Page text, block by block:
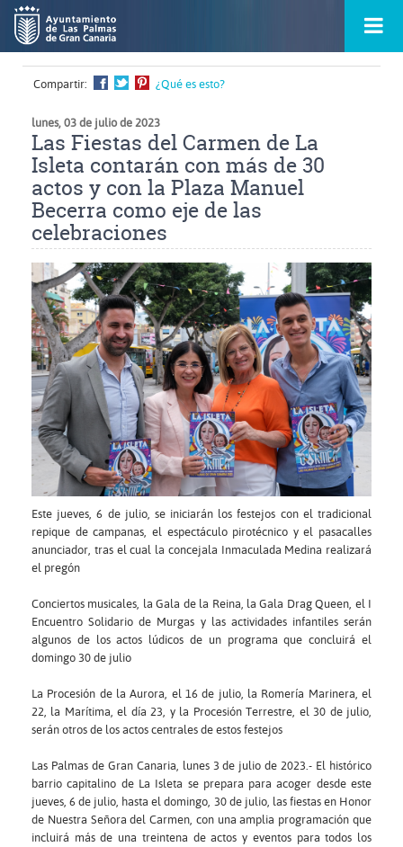
contenido
principal
Menú
Compartir: ¿Qué es esto?
lunes, 03 de julio de 2023
Las Fiestas del Carmen de La
Isleta contarán con más de 30
actos y con la Plaza Manuel
Becerra como eje de las
celebraciones
Ampliar
imagen
Este jueves, 6 de julio, se iniciarán los festejos con el tradicional
repique de campanas, el espectáculo pirotécnico y el pasacalles
anunciador, tras el cual la concejala Inmaculada Medina realizará
el pregón
Conciertos musicales, la Gala de la Reina, la Gala Drag Queen, el I
Encuentro Solidario de Murgas y las actividades infantiles serán
algunos de los actos lúdicos de un programa que concluirá el
domingo 30 de julio
La Procesión de la Aurora, el 16 de julio, la Romería Marinera, el
22, la Marítima, el día 23, y la Procesión Terrestre, el 30 de julio,
serán otros de los actos centrales de estos festejos
Las Palmas de Gran Canaria, lunes 3 de julio de 2023.- El histórico
barrio capitalino de La Isleta se prepara para acoger desde este
jueves, 6 de julio, hasta el domingo, 30 de julio, las fiestas en Honor
de Nuestra Señora del Carmen, con una amplia programación que
incluirá más de una treintena de actos y eventos para todos los